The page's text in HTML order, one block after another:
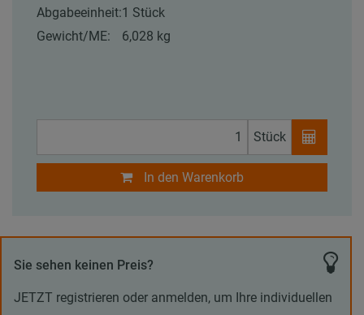
Abgabeeinheit:1 Stück
Gewicht/ME:
6,028 kg
Stück
In den Warenkorb
Sie sehen keinen Preis?
JETZT registrieren oder anmelden, um Ihre individuellen